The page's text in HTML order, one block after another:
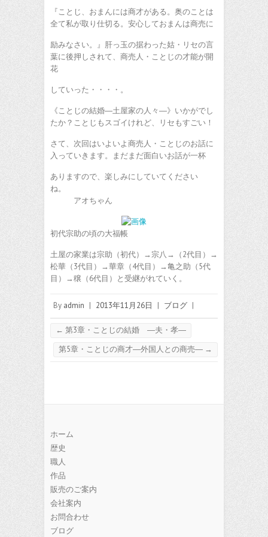
『ことじ、おまんには商才がある。奥のことは
全て私が取り仕切る。安心しておまんは商売に
励みなさい。』肝っ玉の据わった姑・リセの言
葉に後押しされて、商売人・ことじの才能が開
花
していった・・・・。
《ことじの結婚―土屋家の人々―》いかがでし
たか？ことじもスゴイけれど、リセもすごい！
さて、次回はいよいよ商売人・ことじのお話に
入っていきます。まだまだ面白いお話が一杯
ありますので、楽しみにしていてください
ね。
アオちゃん
初代宗助の頃の大福帳
土屋の家業は宗助（初代）→宗八→（2代目）→
松華（3代目）→華章（4代目）→亀之助（5代
目）→穣（6代目）と受継がれていく。
By admin | 2013年11月26日 | ブログ |
← 第3章・ことじの結婚 ―夫・孝―
第5章・ことじの商才―外国人との商売― →
ホーム
歴史
職人
作品
販売のご案内
会社案内
お問合わせ
ブログ